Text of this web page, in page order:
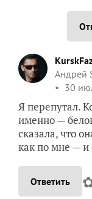
Андрей
30
Я перепутал.
именно —
сказала, что
как по мне — и
Ответить